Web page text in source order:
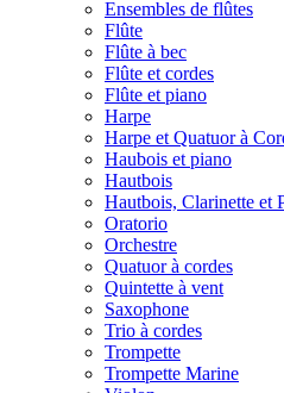
Ensembles de flûtes
Flûte
Flûte à bec
Flûte et cordes
Flûte et piano
Harpe
Harpe et Quatuor à
Haubois et piano
Hautbois
Hautbois, Clarinette et
Oratorio
Orchestre
Quatuor à cordes
Quintette à vent
Saxophone
Trio à cordes
Trompette
Trompette Marine